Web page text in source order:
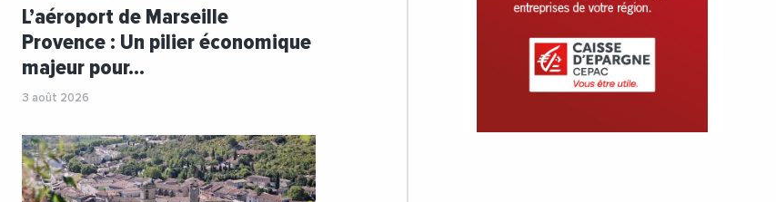
#Aeronautique
#Aeroport
#AeroportMarseille
#Economie
#Mobilite
#Transports #Videos
L’aéroport de Marseille
Provence : Un pilier économique
majeur pour…
3 août 2026